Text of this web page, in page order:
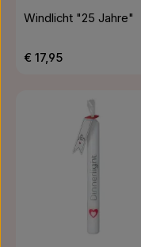
Windlicht "25 Jahre"
Regulärer Preis:
€ 17,95